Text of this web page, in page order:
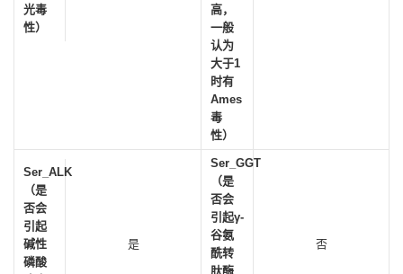
光毒
性）
高，
一般
认为
大于1
时有
Ames
毒
性）
Ser_ALK
（是
否会
引起
碱性
磷酸
是
Ser_GGT
（是
否会
引起γ-
谷氨
酰转
肽酶
否